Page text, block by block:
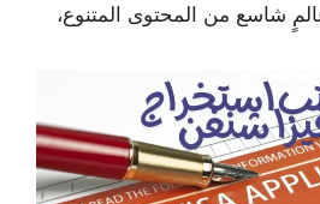
شاسع من المحتوى المتنوع،